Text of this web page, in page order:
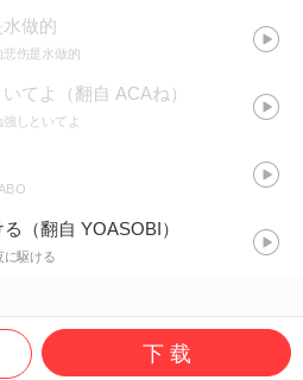
水做的
伤是水做的
てよ（翻自 ACAね）
しといてよ
（翻自 YOASOBI）
駆ける
下 载